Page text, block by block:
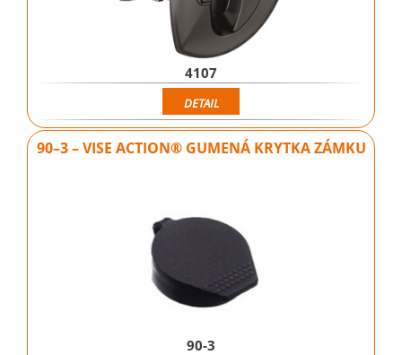
4107
DETAIL
90–3 – VISE ACTION® GUMENÁ KRYTKA ZÁMKU
90-3